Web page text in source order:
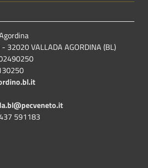
32020 VALLADA AGORDINA (BL)
591183